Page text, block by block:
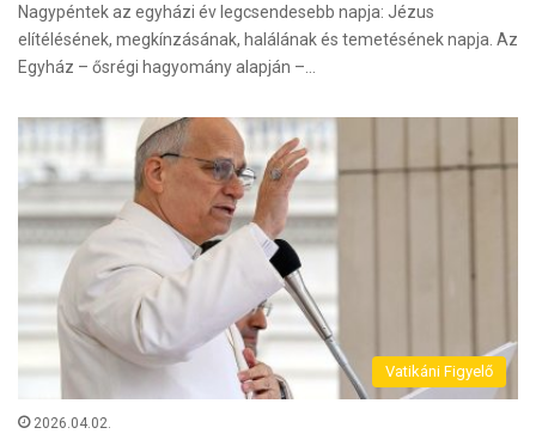
Nagypéntek az egyházi év legcsendesebb napja: Jézus
elítélésének, megkínzásának, halálának és temetésének napja. Az
Egyház – ősrégi hagyomány alapján –…
Vatikáni Figyelő
2026.04.02.